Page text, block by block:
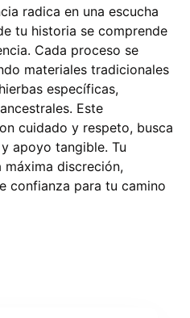
radica en una escucha
tu historia se comprende
Cada proceso se
materiales tradicionales
específicas,
Este
cuidado y respeto, busca
apoyo tangible. Tu
discreción,
confianza para tu camino